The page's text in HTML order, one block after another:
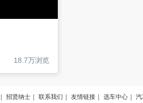
18.7万浏览
招贤纳士 联系我们 友情链接 选车中心